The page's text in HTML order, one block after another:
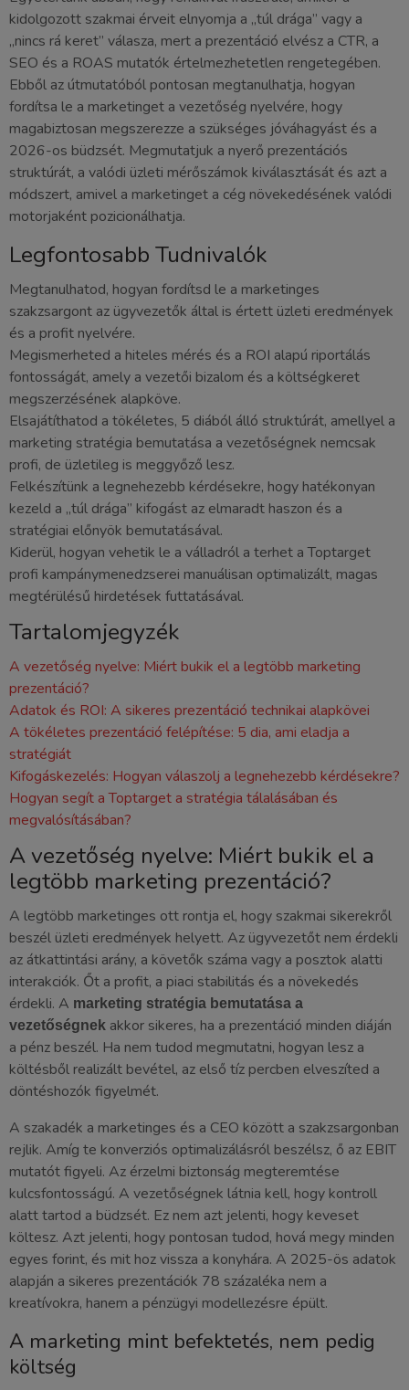
kidolgozott szakmai érveit elnyomja a „túl drága” vagy a
„nincs rá keret” válasza, mert a prezentáció elvész a CTR, a
SEO és a ROAS mutatók értelmezhetetlen rengetegében.
Ebből az útmutatóból pontosan megtanulhatja, hogyan
fordítsa le a marketinget a vezetőség nyelvére, hogy
magabiztosan megszerezze a szükséges jóváhagyást és a
2026-os büdzsét. Megmutatjuk a nyerő prezentációs
struktúrát, a valódi üzleti mérőszámok kiválasztását és azt a
módszert, amivel a marketinget a cég növekedésének valódi
motorjaként pozicionálhatja.
Legfontosabb Tudnivalók
Megtanulhatod, hogyan fordítsd le a marketinges
szakzsargont az ügyvezetők által is értett üzleti eredmények
és a profit nyelvére.
Megismerheted a hiteles mérés és a ROI alapú riportálás
fontosságát, amely a vezetői bizalom és a költségkeret
megszerzésének alapköve.
Elsajátíthatod a tökéletes, 5 diából álló struktúrát, amellyel a
marketing stratégia bemutatása a vezetőségnek nemcsak
profi, de üzletileg is meggyőző lesz.
Felkészítünk a legnehezebb kérdésekre, hogy hatékonyan
kezeld a „túl drága” kifogást az elmaradt haszon és a
stratégiai előnyök bemutatásával.
Kiderül, hogyan vehetik le a válladról a terhet a Toptarget
profi kampánymenedzserei manuálisan optimalizált, magas
megtérülésű hirdetések futtatásával.
Tartalomjegyzék
A vezetőség nyelve: Miért bukik el a legtöbb marketing
prezentáció?
Adatok és ROI: A sikeres prezentáció technikai alapkövei
A tökéletes prezentáció felépítése: 5 dia, ami eladja a
stratégiát
Kifogáskezelés: Hogyan válaszolj a legnehezebb kérdésekre?
Hogyan segít a Toptarget a stratégia tálalásában és
megvalósításában?
A vezetőség nyelve: Miért bukik el a
legtöbb marketing prezentáció?
A legtöbb marketinges ott rontja el, hogy szakmai sikerekről
beszél üzleti eredmények helyett. Az ügyvezetőt nem érdekli
az átkattintási arány, a követők száma vagy a posztok alatti
interakciók. Őt a profit, a piaci stabilitás és a növekedés
érdekli. A marketing stratégia bemutatása a
vezetőségnek akkor sikeres, ha a prezentáció minden diáján
a pénz beszél. Ha nem tudod megmutatni, hogyan lesz a
költésből realizált bevétel, az első tíz percben elveszíted a
döntéshozók figyelmét.
A szakadék a marketinges és a CEO között a szakzsargonban
rejlik. Amíg te konverziós optimalizálásról beszélsz, ő az EBIT
mutatót figyeli. Az érzelmi biztonság megteremtése
kulcsfontosságú. A vezetőségnek látnia kell, hogy kontroll
alatt tartod a büdzsét. Ez nem azt jelenti, hogy keveset
költesz. Azt jelenti, hogy pontosan tudod, hová megy minden
egyes forint, és mit hoz vissza a konyhára. A 2025-ös adatok
alapján a sikeres prezentációk 78 százaléka nem a
kreatívokra, hanem a pénzügyi modellezésre épült.
A marketing mint befektetés, nem pedig
költség